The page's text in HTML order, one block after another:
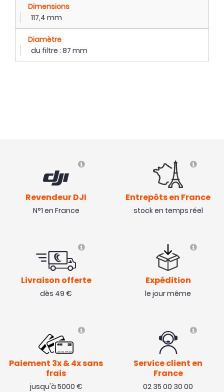
Dimensions
117,4 mm
Diamètre
du filtre : 87 mm
Revendeur DJI
N°1 en France
Entrepôts en France
stock en temps réel
Livraison offerte
dès 49 €
Expédition
le jour même
Paiement 3x & 4x sans
frais
jusqu'à 5000 €
Service client en
France
02 35 00 30 00